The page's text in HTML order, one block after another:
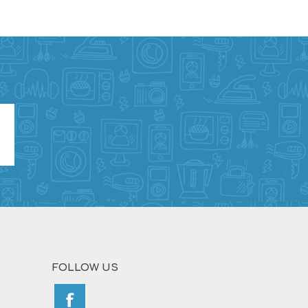
FOLLOW US